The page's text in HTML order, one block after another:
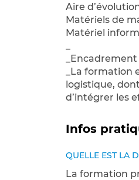
Aire
Matériels de
Matériel
_Encadrement
_La
logistique,
d’intégrer les
Infos
QUELLE EST LA
La formation